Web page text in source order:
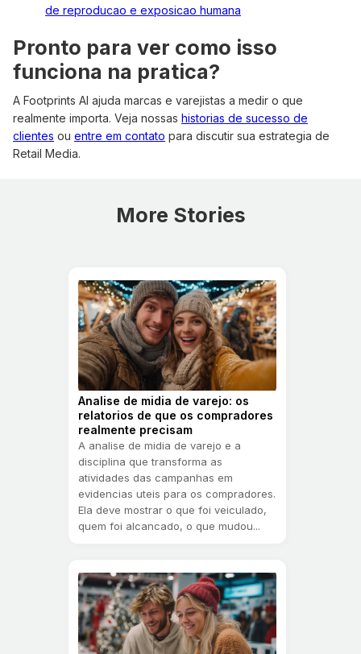
de reproducao e exposicao humana
Pronto para ver como isso
funciona na pratica?
A Footprints AI ajuda marcas e varejistas a medir o que
realmente importa. Veja nossas historias de sucesso de
clientes ou entre em contato para discutir sua estrategia de
Retail Media.
More Stories
Analise de midia de varejo: os
relatorios de que os compradores
realmente precisam
A analise de midia de varejo e a
disciplina que transforma as
atividades das campanhas em
evidencias uteis para os compradores.
Ela deve mostrar o que foi veiculado,
quem foi alcancado, o que mudou...